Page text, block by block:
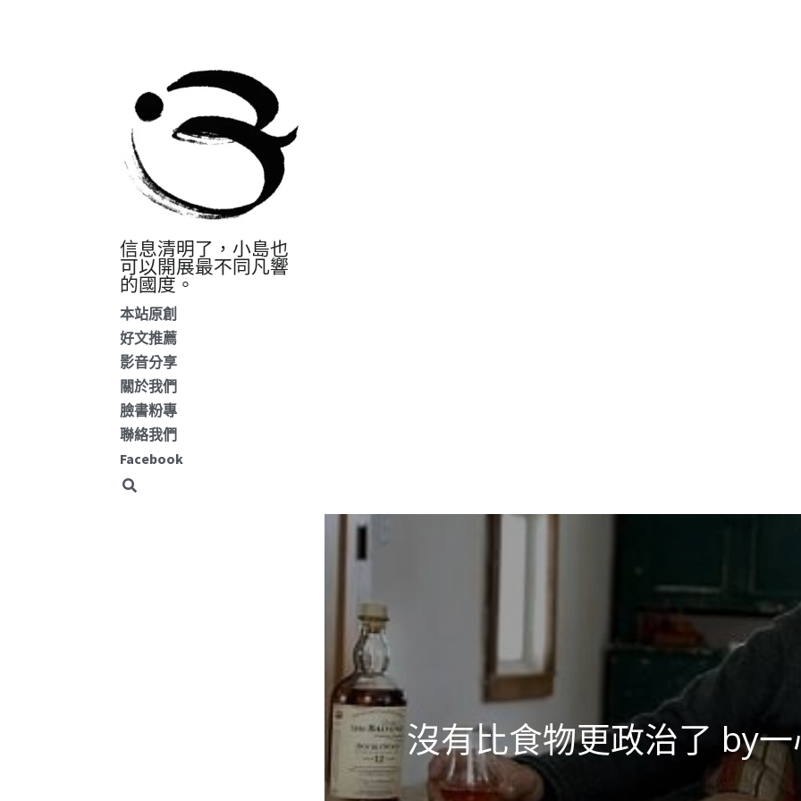
信息清明了，小島也
可以開展最不同凡響
的國度。
本站原創
好文推薦
影音分享
關於我們
臉書粉專
聯絡我們
Facebook
沒有比食物更政治了 by